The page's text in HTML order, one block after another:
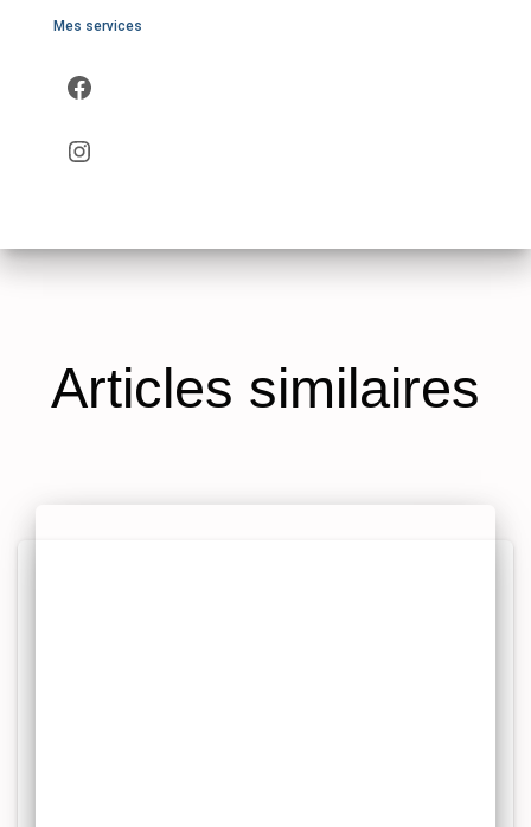
Mes services
Articles similaires